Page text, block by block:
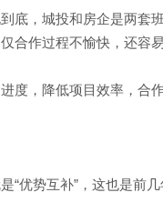
底，城投和房企是两
合作过程不愉快，还容
度，降低项目效率，
“优势互补”，这也是